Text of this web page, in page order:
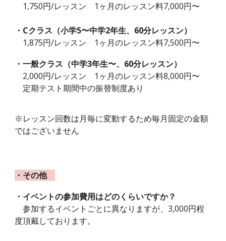
1,750円/レッスン 1ヶ月のレッスン料7,000円〜
・Cクラス（小学5〜中学2年生、60分レッスン）
1,875円/レッスン 1ヶ月のレッスン料7,500円〜
・一般クラス（中学3年生〜、60分レッスン）
2,000円/レッスン 1ヶ月のレッスン料8,000円〜
定期テスト期間中の振替制度あり
※レッスン回数は月毎に変動するため毎月固定の金額
ではございません
・その他
・イベントの参加費用はどのくらいですか？
参加するイベントごとに異なりますが、3,000円程
度頂戴しております。